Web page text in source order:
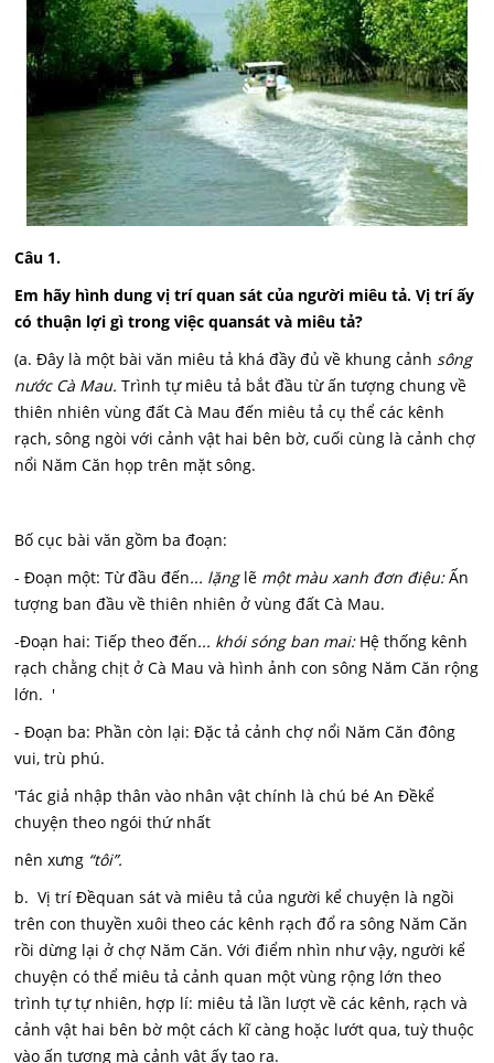
Câu 1.
Em hãy hình dung vị trí quan sát của người miêu tả. Vị trí ấy
có thuận lợi gì trong việc quansát và miêu tả?
(a. Đây là một bài văn miêu tả khá đầy đủ về khung cảnh sông
nước Cà Mau. Trình tự miêu tả bắt đầu từ ấn tượng chung về
thiên nhiên vùng đất Cà Mau đến miêu tả cụ thể các kênh
rạch, sông ngòi với cảnh vật hai bên bờ, cuối cùng là cảnh chợ
nổi Năm Căn họp trên mặt sông.
Bố cục bài văn gồm ba đoạn:
- Đoạn một: Từ đầu đến... lặnglẽ một màu xanh đơn điệu:Ấn
tượng ban đầu về thiên nhiên ở vùng đất Cà Mau.
-Đoạn hai: Tiếp theo đến... khói sóng ban mai:Hệ thống kênh
rạch chằng chịt ở Cà Mau và hình ảnh con sông Năm Căn rộng
lớn. '
- Đoạn ba: Phần còn lại: Đặc tả cảnh chợ nổi Năm Căn đông
vui, trù phú.
'Tác giả nhập thân vào nhân vật chính là chú bé An Đềkể
chuyện theo ngói thứ nhất
nên xưng “tôi”.
b. Vị trí Đềquan sát và miêu tả của người kể chuyện là ngồi
trên con thuyền xuôi theo các kênh rạch đổ ra sông Năm Căn
rồi dừng lại ở chợ Năm Căn. Với điểm nhìn như vậy, người kể
chuyện có thể miêu tả cảnh quan một vùng rộng lớn theo
trình tự tự nhiên, hợp lí: miêu tả lần lượt về các kênh, rạch và
cảnh vật hai bên bờ một cách kĩ càng hoặc lướt qua, tuỳ thuộc
vào ấn tượng mà cảnh vật ấy tạo ra.